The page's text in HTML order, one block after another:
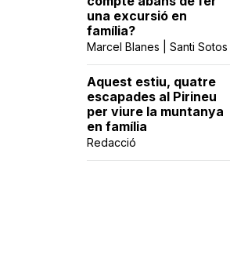
una excursió en
família?
Marcel Blanes | Santi Sotos
Aquest estiu, quatre
escapades al Pirineu
per viure la muntanya
en família
Redacció